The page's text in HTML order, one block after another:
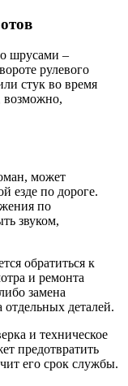
шрусами –
рулевого
стук во время
возможно,
может
езде по дороге.
по
звуком,
обратиться к
и ремонта
замена
деталей.
и техническое
предотвратить
его срок службы.